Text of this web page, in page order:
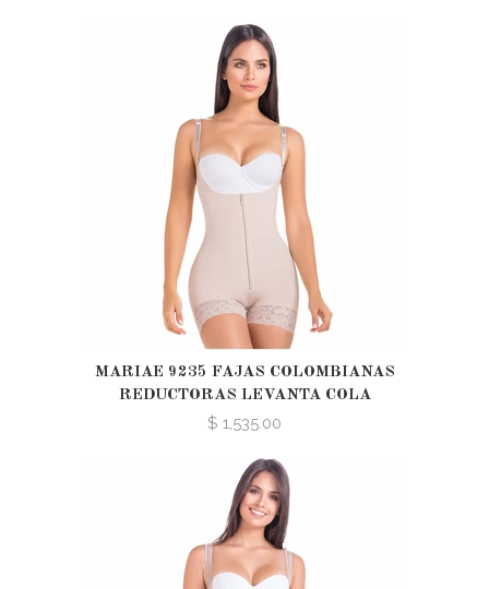
MARIAE 9235 FAJAS COLOMBIANAS
REDUCTORAS LEVANTA COLA
$ 1,535.00